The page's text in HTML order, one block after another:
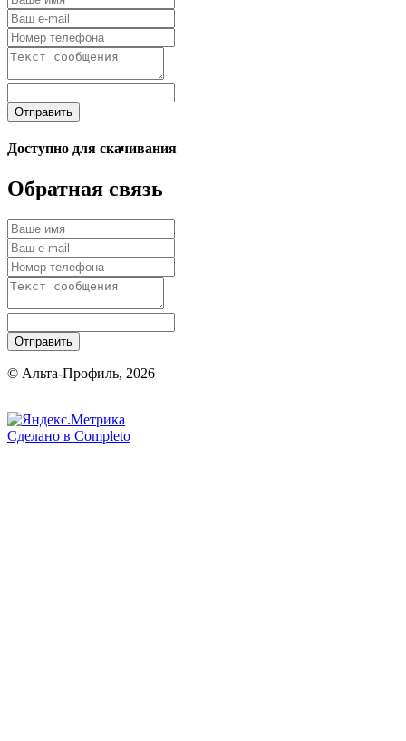
Отправить
Доступно для скачивания
Обратная связь
Отправить
© Альта-Профиль, 2026
Сделано в Completo